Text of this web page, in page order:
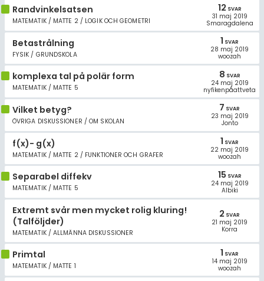
Randvinkelsatsen
MATEMATIK / MATTE 2 / LOGIK OCH GEOMETRI
12 SVAR
31 maj 2019
Smaragdalena
Betastrålning
FYSIK / GRUNDSKOLA
1 SVAR
28 maj 2019
woozah
komplexa tal på polär form
MATEMATIK / MATTE 5
8 SVAR
24 maj 2019
nyfikenpåattveta
Vilket betyg?
ÖVRIGA DISKUSSIONER / OM SKOLAN
7 SVAR
23 maj 2019
Jonto
f(x)- g(x)
MATEMATIK / MATTE 2 / FUNKTIONER OCH GRAFER
1 SVAR
22 maj 2019
woozah
Separabel diffekv
MATEMATIK / MATTE 5
15 SVAR
24 maj 2019
Albiki
Extremt svår men mycket rolig kluring!
(Talföljder)
MATEMATIK / ALLMÄNNA DISKUSSIONER
2 SVAR
21 maj 2019
Korra
Primtal
MATEMATIK / MATTE 1
1 SVAR
14 maj 2019
woozah